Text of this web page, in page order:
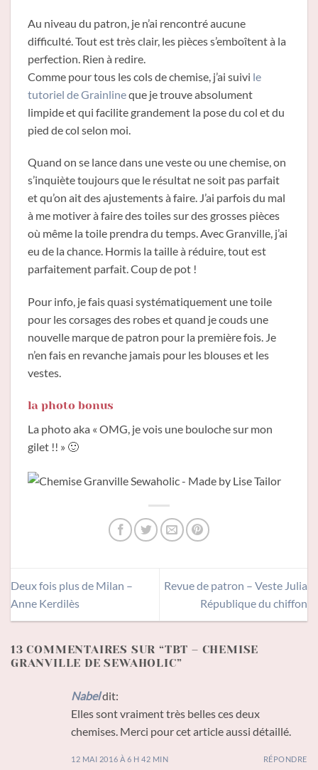
Au niveau du patron, je n’ai rencontré aucune
difficulté. Tout est très clair, les pièces s’emboîtent à la
perfection. Rien à redire.
Comme pour tous les cols de chemise, j’ai suivi le
tutoriel de Grainlineque je trouve absolument
limpide et qui facilite grandement la pose du col et du
pied de col selon moi.
Quand on se lance dans une veste ou une chemise, on
s’inquiète toujours que le résultat ne soit pas parfait
et qu’on ait des ajustements à faire. J’ai parfois du mal
à me motiver à faire des toiles sur des grosses pièces
où même la toile prendra du temps. Avec Granville, j’ai
eu de la chance. Hormis la taille à réduire, tout est
parfaitement parfait. Coup de pot !
Pour info, je fais quasi systématiquement une toile
pour les corsages des robes et quand je couds une
nouvelle marque de patron pour la première fois. Je
n’en fais en revanche jamais pour les blouses et les
vestes.
la photo bonus
La photo aka « OMG, je vois une bouloche sur mon
gilet !! » 🙂
Deux fois plus de Milan –
Anne Kerdilès
Revue de patron – Veste Julia
République du chiffon
13 COMMENTAIRES SUR “TBT – CHEMISE
GRANVILLE DE SEWAHOLIC”
Nabeldit:
Elles sont vraiment très belles ces deux
chemises. Merci pour cet article aussi détaillé.
12 MAI 2016 À 6 H 42 MIN RÉPONDRE